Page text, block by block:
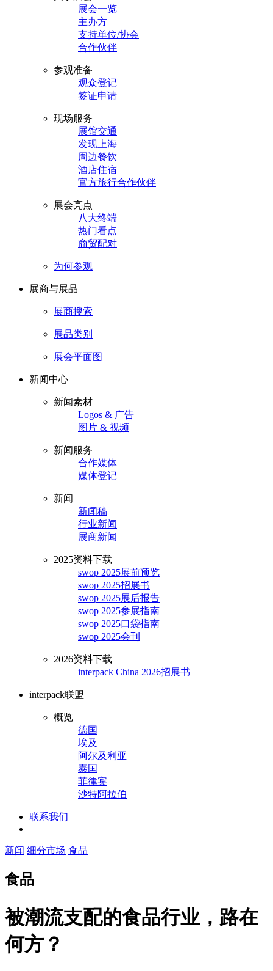
展会一览
主办方
支持单位/协会
合作伙伴
参观准备
观众登记
签证申请
现场服务
展馆交通
发现上海
周边餐饮
酒店住宿
官方旅行合作伙伴
展会亮点
八大终端
热门看点
商贸配对
为何参观
展商与展品
展商搜索
展品类别
展会平面图
新闻中心
新闻素材
Logos & 广告
图片 & 视频
新闻服务
合作媒体
媒体登记
新闻
新闻稿
行业新闻
展商新闻
2025资料下载
swop 2025展前预览
swop 2025招展书
swop 2025展后报告
swop 2025参展指南
swop 2025口袋指南
swop 2025会刊
2026资料下载
interpack China 2026招展书
interpack联盟
概览
德国
埃及
阿尔及利亚
泰国
菲律宾
沙特阿拉伯
联系我们
新闻 细分市场 食品
食品
被潮流支配的食品行业，路在
何方？